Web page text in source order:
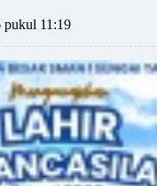
pukul 11:19